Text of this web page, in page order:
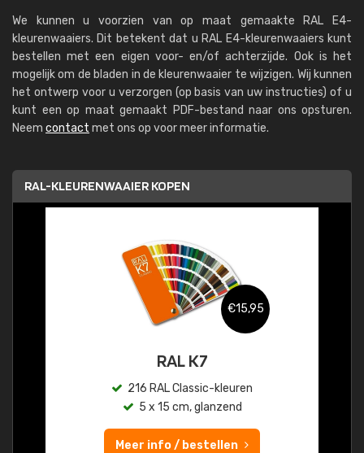
We kunnen u voorzien van op maat gemaakte RAL E4-
kleurenwaaiers. Dit betekent dat u RAL E4-kleurenwaaiers kunt
bestellen met een eigen voor- en/of achterzijde. Ook is het
mogelijk om de bladen in de kleurenwaaier te wijzigen. Wij kunnen
het ontwerp voor u verzorgen (op basis van uw instructies) of u
kunt een op maat gemaakt PDF-bestand naar ons opsturen.
Neem contact met ons op voor meer informatie.
RAL-KLEURENWAAIER KOPEN
€15,95
RAL K7
216 RAL Classic-kleuren
5 x 15 cm, glanzend
Meer info / bestellen